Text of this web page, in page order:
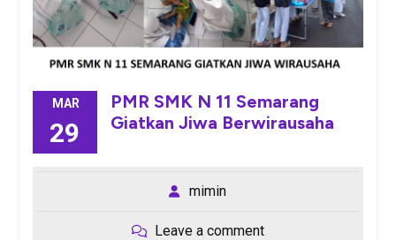
MAR
29
PMR SMK N 11 Semarang
Giatkan Jiwa Berwirausaha
mimin
Leave a comment